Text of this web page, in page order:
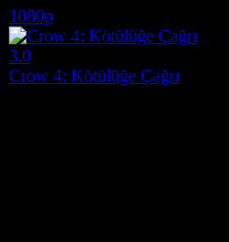
1080p
3.0
Crow 4: Kötülüğe Çağrı